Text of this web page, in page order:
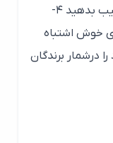
الگو شدن به کارکنانتان درس نظم و ترتیب بدهید ۴-
۵-با روی خوش اشتباه
خود را درشمار برندگان